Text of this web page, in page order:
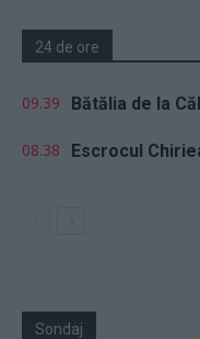
24 de ore
09.39 Bătălia de la
08.38 Escrocul
Sondaj